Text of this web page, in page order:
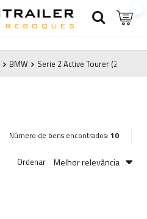
BMW Serie 2 Active Tourer (2014-
Número de bens encontrados: 10
Ordenar Melhor relevância